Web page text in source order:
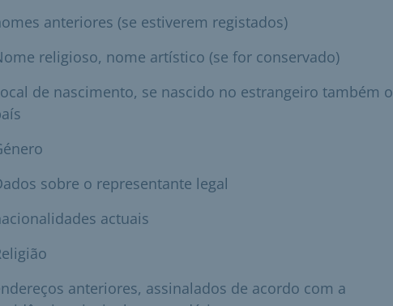
anteriores (se estiverem registados)
religioso, nome artístico (se for conservado)
de nascimento, se nascido no estrangeiro também o
sobre o representante legal
actuais
anteriores, assinalados de acordo com a